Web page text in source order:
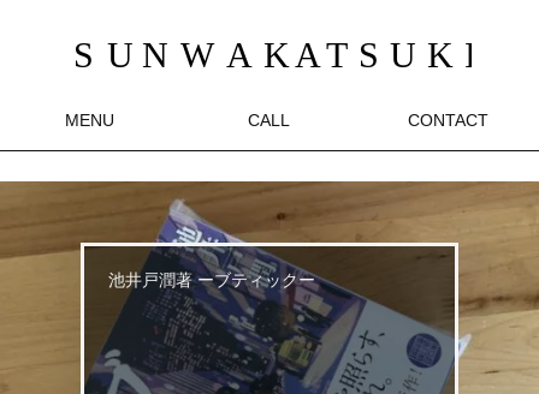
MENU CALL CONTACT
池井戸潤著 ーブティックー